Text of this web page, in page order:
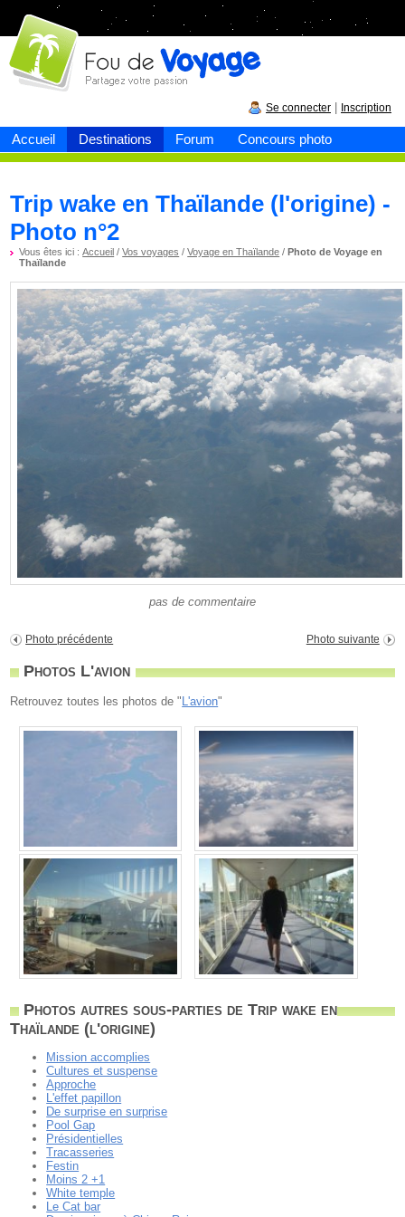
Accueil Destinations Forum Concours photo
Fou devoyage
Se connecter Inscription
Trip wake en Thaïlande (l'origine) -
Photo n°2
Vous êtes ici :Accueil /Vos voyages /Voyage en Thaïlande /Photo de Voyage en
Thaïlande
pas de commentaire
Photo précédente Photo suivante
Photos L'avion
Retrouvez toutes les photos de " L'avion"
Photos autres sous-parties de Trip wake en
Thaïlande (l'origine)
Mission accomplies
Cultures et suspense
Approche
L'effet papillon
De surprise en surprise
Pool Gap
Présidentielles
Tracasseries
Festin
Moins 2 +1
White temple
Le Cat bar